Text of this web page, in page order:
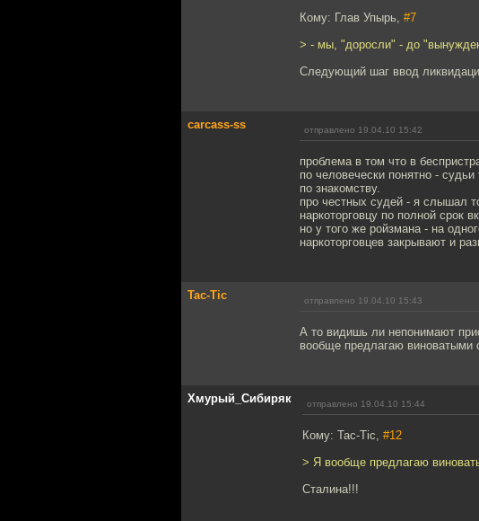
Кому: Глав Упырь, #7
> - мы, "доросли" - до
Следующий шаг ввод
carcass-ss отправлено 19.04.10 15:42
проблема в том что в
по человечески понятно -
по знакомству.
про честных судей - я слышал
наркоторговцу по полной срок
но у того же ройзмана - на
наркоторговцев закрывают и
Tac-Tic отправлено 19.04.10 15:43
А то видишь ли непонимают
вообще предлагаю виноватыми
Хмурый_Сибиряк отправлено 19.04.10 15:44
Кому: Tac-Tic, #12
> Я вообще предлагаю
Сталина!!!